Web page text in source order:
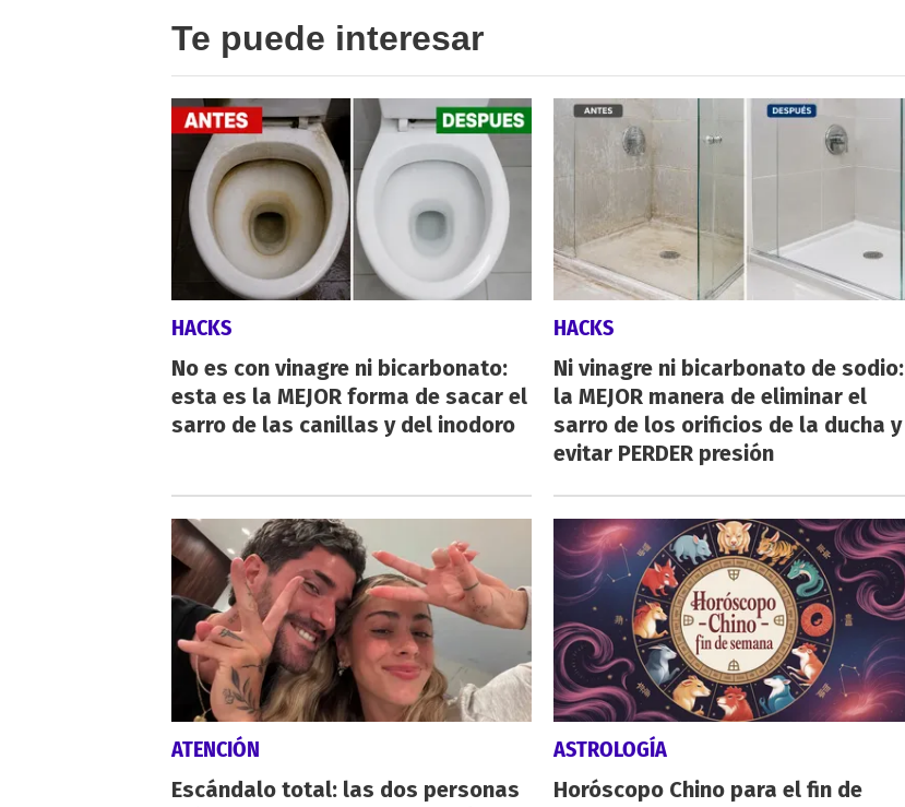
Te puede interesar
HACKS
No es con vinagre ni bicarbonato:
esta es la MEJOR forma de sacar el
sarro de las canillas y del inodoro
HACKS
Ni vinagre ni bicarbonato de sodio:
la MEJOR manera de eliminar el
sarro de los orificios de la ducha y
evitar PERDER presión
ATENCIÓN
Escándalo total: las dos personas
ASTROLOGÍA
Horóscopo Chino para el fin de